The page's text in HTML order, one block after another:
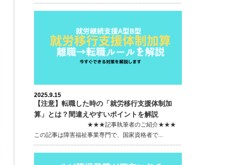
2025.9.15
【注意】転職した時の「就労移行支援体制加
算」とは？間違えやすいポイントを解説
★★★記事執筆者のご紹介★★★
この記事は障害福祉事業専門で、国家資格者で...